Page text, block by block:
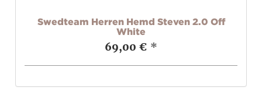
Swedteam Herren Hemd Steven 2.0 Off
White
69,00 € *